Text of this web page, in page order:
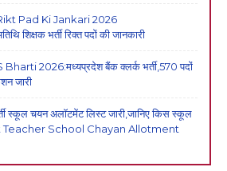
Pad Ki Jankari 2026
शिक्षक भर्ती रिक्त पदों की जानकारी
2026:मध्यप्रदेश बैंक क्लर्क भर्ती,570 पदों
जारी
स्कूल चयन अलॉटमेंट लिस्ट जारी,जानिए किस स्कूल
Teacher School Chayan Allotment